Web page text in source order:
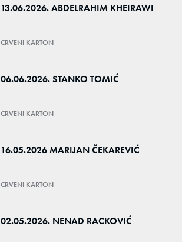
13.06.2026. ABDELRAHIM KHEIRAWI
CRVENI KARTON
06.06.2026. STANKO TOMIĆ
CRVENI KARTON
16.05.2026 MARIJAN ČEKAREVIĆ
CRVENI KARTON
02.05.2026. NENAD RACKOVIĆ